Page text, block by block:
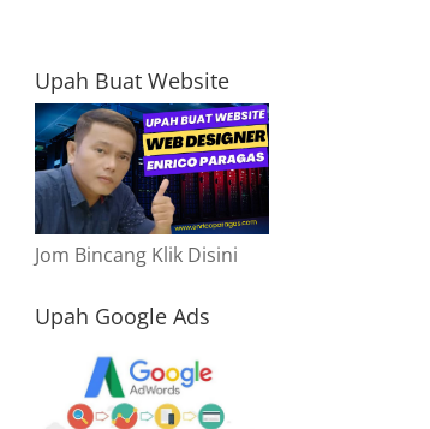
Upah Buat Website
Jom Bincang Klik Disini
Upah Google Ads